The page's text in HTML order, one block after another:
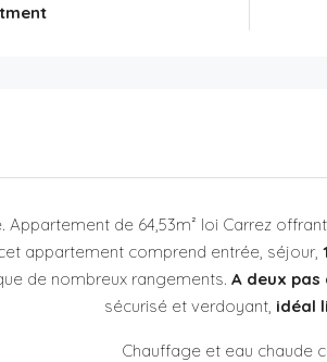
Appartement de 64,53m² loi Carrez
appartement comprend entrée, séjour,
de nombreux rangements. A deux pas
sécurisé et verdoyant, idéal
Chauffage et eau chaude